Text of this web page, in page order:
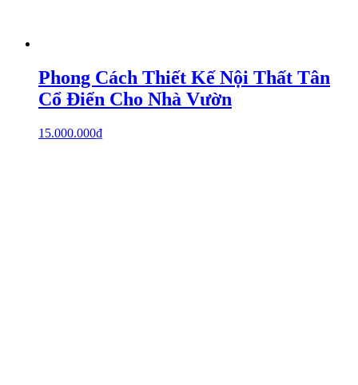
Phong Cách Thiết Kế Nội Thất Tân
Cổ Điển Cho Nhà Vườn
15.000.000₫